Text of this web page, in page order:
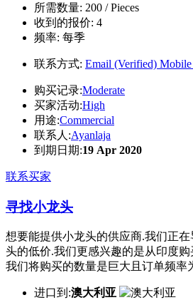
所需数量: 200 / Pieces
收到的报价: 4
频率: 每季
联系方式: Email (Verified)
购买记录:Moderate
买家活动:High
用途:Commercial
联系人:Ayanlaja
到期日期:19 Apr 2020
联系买家
寻找小龙头
想要能提供小龙头的供应商.我们正
头的低价.我们更感兴趣的是从印度
我们将购买的数量是巨大且订单频率
进口到:澳大利亚